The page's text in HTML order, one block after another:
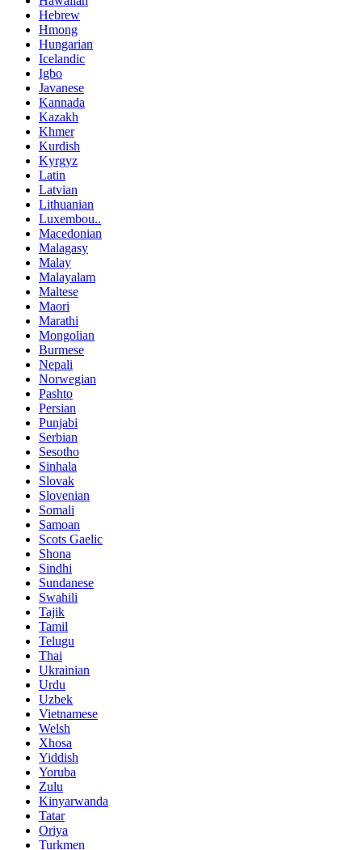
Hebrew
Hmong
Hungarian
Icelandic
Igbo
Javanese
Kannada
Kazakh
Khmer
Kurdish
Kyrgyz
Latin
Latvian
Lithuanian
Luxembou..
Macedonian
Malagasy
Malay
Malayalam
Maltese
Maori
Marathi
Mongolian
Burmese
Nepali
Norwegian
Pashto
Persian
Punjabi
Serbian
Sesotho
Sinhala
Slovak
Slovenian
Somali
Samoan
Scots Gaelic
Shona
Sindhi
Sundanese
Swahili
Tajik
Tamil
Telugu
Thai
Ukrainian
Urdu
Uzbek
Vietnamese
Welsh
Xhosa
Yiddish
Yoruba
Zulu
Kinyarwanda
Tatar
Oriya
Turkmen